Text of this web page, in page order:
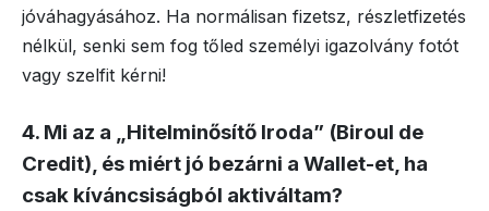
jóváhagyásához. Ha normálisan fizetsz, részletfizetés
nélkül, senki sem fog tőled személyi igazolvány fotót
vagy szelfit kérni!
4. Mi az a „Hitelminősítő Iroda” (Biroul de
Credit), és miért jó bezárni a Wallet-et, ha
csak kíváncsiságból aktiváltam?